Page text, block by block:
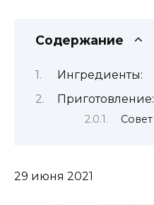
Содержание
Ингредиенты:
Приготовление:
Совет
29 июня 2021